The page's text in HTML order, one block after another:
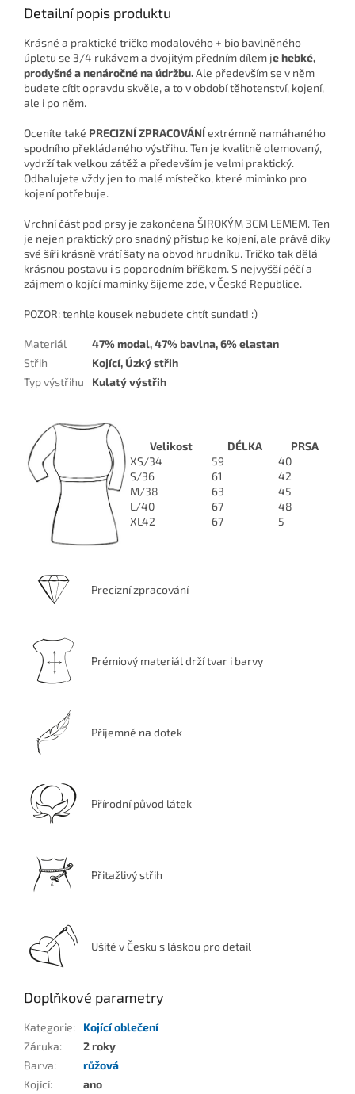
Detailní popis produktu
Krásné a praktické tričko modalového + bio bavlněného
úpletu se 3/4 rukávem a dvojitým předním dílem jehebké,
prodyšné a nenáročné na údržbu.Ale především se v něm
budete cítit opravdu skvěle, a to v období těhotenství, kojení,
ale i po něm.
Oceníte také PRECIZNÍ ZPRACOVÁNÍextrémně namáhaného
spodního překládaného výstřihu. Ten je kvalitně olemovaný,
vydrží tak velkou zátěž a především je velmi praktický.
Odhalujete vždy jen to malé místečko, které miminko pro
kojení potřebuje.
Vrchní část pod prsy je zakončena ŠIROKÝM 3CM LEMEM. Ten
je nejen praktický pro snadný přístup ke kojení, ale právě díky
své šíři krásně vrátí šaty na obvod hrudníku. Tričko tak dělá
krásnou postavu i s poporodním bříškem. S nejvyšší péčí a
zájmem o kojící maminky šijeme zde, v České Republice.
POZOR: tenhle kousek nebudete chtít sundat! :)
Materiál
47% modal, 47% bavlna, 6% elastan
Střih
Kojící, Úzký střih
Typ výstřihu
Kulatý výstřih
Velikost DÉLKA
PRSA
XS/34
59
40
S/36
61
42
M/38
63
45
L/40
67
48
XL42
67 5
Precizní zpracování
Prémiový materiál drží tvar i barvy
Příjemné na dotek
Přírodní původ látek
Přitažlivý střih
Ušité v Česku s láskou pro detail
Doplňkové parametry
Kategorie:
Kojící oblečení
Záruka:
2 roky
Barva:
růžová
Kojící:
ano